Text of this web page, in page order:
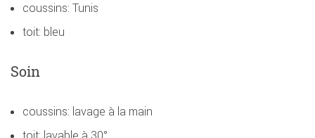
coussins: Tunis
toit: bleu
Soin
coussins: lavage à la main